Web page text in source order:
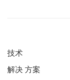
技术
解决 方案